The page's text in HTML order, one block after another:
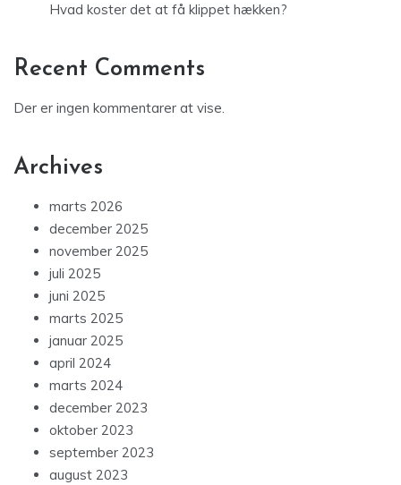
Hvad koster det at få klippet hækken?
Recent Comments
Der er ingen kommentarer at vise.
Archives
marts 2026
december 2025
november 2025
juli 2025
juni 2025
marts 2025
januar 2025
april 2024
marts 2024
december 2023
oktober 2023
september 2023
august 2023